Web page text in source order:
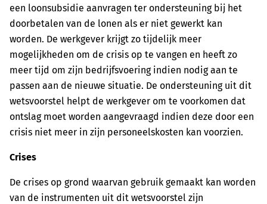
een loonsubsidie aanvragen ter ondersteuning bij het
doorbetalen van de lonen als er niet gewerkt kan
worden. De werkgever krijgt zo tijdelijk meer
mogelijkheden om de crisis op te vangen en heeft zo
meer tijd om zijn bedrijfsvoering indien nodig aan te
passen aan de nieuwe situatie. De ondersteuning uit dit
wetsvoorstel helpt de werkgever om te voorkomen dat
ontslag moet worden aangevraagd indien deze door een
crisis niet meer in zijn personeelskosten kan voorzien.
Crises
De crises op grond waarvan gebruik gemaakt kan worden
van de instrumenten uit dit wetsvoorstel zijn